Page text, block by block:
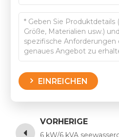
EINREICHEN
VORHERIGE
6 kW/6 kVA